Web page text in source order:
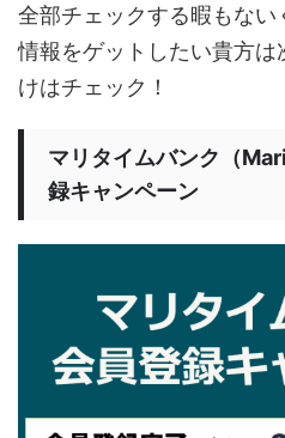
全部チェックする暇もな
情報をゲットしたい貴方
けはチェック！
マリタイムバンク（
録キャンペーン